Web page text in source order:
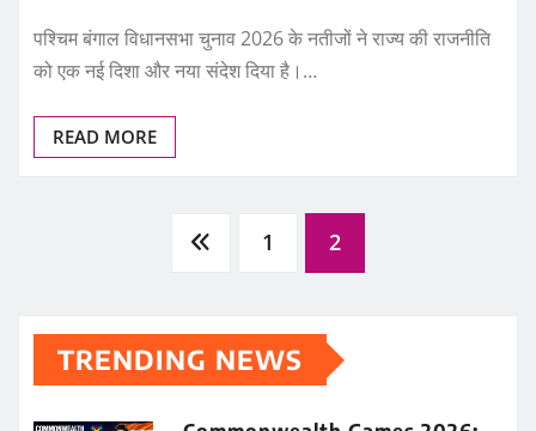
पश्चिम बंगाल विधानसभा चुनाव 2026 के नतीजों ने राज्य की राजनीति
को एक नई दिशा और नया संदेश दिया है।…
READ MORE
pagination
1 2
TRENDING NEWS